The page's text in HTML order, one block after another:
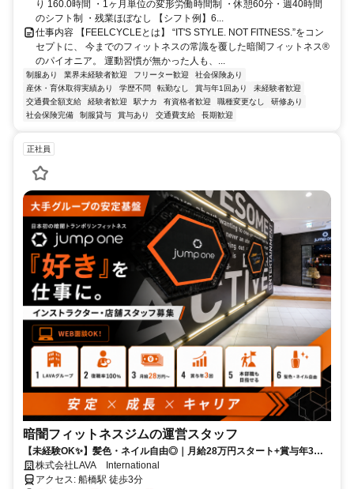
り 160.0時間 ・1ヶ月単位の変形労働時間制 ・休憩60分・週40時間
のシフト制 ・残業ほぼなし 【シフト例】6...
仕事内容 【FEELCYCLEとは】 “IT'S STYLE. NOT FITNESS.”をコン
セプトに、 今までのフィットネスの常識を覆した暗闇フィットネス®
のパイオニア。 運動習慣が無かった人も、...
制服あり 業界未経験者歓迎 フリーター歓迎
社会保険あり
産休・育休取得実績あり
学歴不問 転勤なし 賞与年1回あり
未経験者歓迎
交通費全額支給
経験者歓迎 駅ナカ 有資格者歓迎 職種変更なし
研修あり
社会保険完備
制服貸与 賞与あり 交通費支給 長期歓迎
正社員
暗闇フィットネスジムの運営スタッフ
【未経験OK✨】髪色・ネイル自由◎｜月給28万円スタート+賞与年3回
｜業界最大手✨残業少なめ（月7h程度）＆プライベート◎
株式会社LAVA International
アクセス: 船橋駅 徒歩3分